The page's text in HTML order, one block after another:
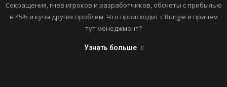
Сокращения, гнев игроков и разработчиков, обсчеты с прибылью
в 45% и куча других проблем. Что происходит с Bungie и причем
тут менеджмент?
Узнать больше